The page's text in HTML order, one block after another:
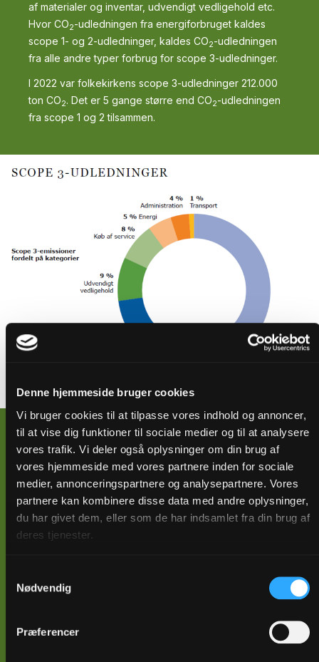
Denne hjemmeside bruger cookies
Vi bruger cookies til at tilpasse vores indhold og annoncer,
til at vise dig funktioner til sociale medier og til at analysere
vores trafik. Vi deler også oplysninger om din brug af
vores hjemmeside med vores partnere inden for sociale
medier, annonceringspartnere og analysepartnere. Vores
partnere kan kombinere disse data med andre oplysninger,
du har givet dem, eller som de har indsamlet fra din brug af
deres tjenester.
Nødvendig
Præferencer
af materialer og inventar, udvendigt vedligehold etc.
Hvor CO2-udledningen fra energiforbruget kaldes
scope 1- og 2-udledninger, kaldes CO2-udledningen
fra alle andre typer forbrug for scope 3-udledninger.
I 2022 var folkekirkens scope 3-udledninger 212.000
ton CO2. Det er 5 gange større end CO2-udledningen
fra scope 1 og 2 tilsammen.
Folkekirkens scope 3-emissioner fordelt på kategorier.
På dashboardet, det digitale klimaoverblik, kan du
finde dit eget sogn og en beregning af, hvilke poster i
jeres regnskab, der udleder mest CO2.
Uanset om indkøb handler om hårde hvidevarer,
og om andre løsninger belaster klimaet mindre.